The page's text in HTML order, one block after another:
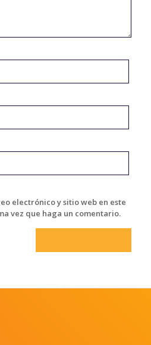
electrónico y sitio web en este
vez que haga un comentario.